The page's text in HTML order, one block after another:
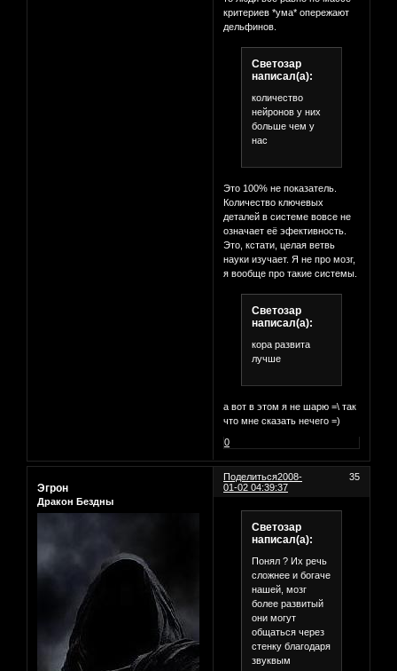
критериев *ума* опережают
дельфинов.
Светозар
написал(а):
количество
нейронов у них
больше чем у
нас
Это 100% не показатель.
Количество ключевых
деталей в системе вовсе не
означает её эфективность.
Это, кстати, целая ветвь
науки изучает. Я не про мозг,
я вообще про такие системы.
Светозар
написал(а):
кора развита
лучше
а вот в этом я не шарю =\ так
что мне сказать нечего =)
0
Поделиться 35
2008-
01-02 04:39:37
Эгрон
Дракон Бездны
Светозар
написал(а):
Понял ? Их речь
сложнее и богаче
нашей, мозг
более развитый
они могут
общаться через
стенку благодаря
звуквым